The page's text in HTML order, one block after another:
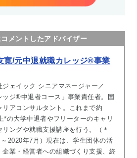
メントしたアドバイザー
寛/元中退就職カレッジ®事業
ジェイック シニアマネージャー／
ッジ®中退者コース」事業責任者。国
リアコンサルタント。これまで約
*の大学中退者やフリーターのキャリ
リングや就職支援講座を行う。（＊
2020年7月）現在は、学生団体の活
企業・経営者への組織づくり支援、終